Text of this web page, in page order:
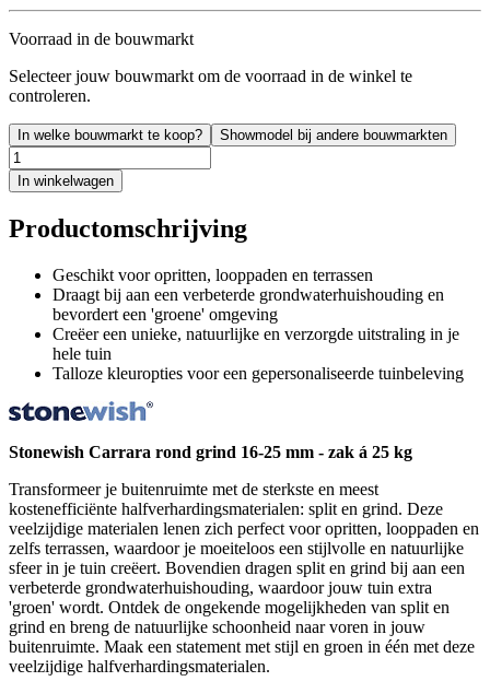
Voorraad in de bouwmarkt
Selecteer jouw bouwmarkt om de voorraad in de winkel te
controleren.
In welke bouwmarkt te koop? Showmodel bij andere bouwmarkten
In winkelwagen
Productomschrijving
Geschikt voor opritten, looppaden en terrassen
Draagt bij aan een verbeterde grondwaterhuishouding en
bevordert een 'groene' omgeving
Creëer een unieke, natuurlijke en verzorgde uitstraling in je
hele tuin
Talloze kleuropties voor een gepersonaliseerde tuinbeleving
Stonewish Carrara rond grind 16-25 mm - zak á 25 kg
Transformeer je buitenruimte met de sterkste en meest
kostenefficiënte halfverhardingsmaterialen: split en grind. Deze
veelzijdige materialen lenen zich perfect voor opritten, looppaden en
zelfs terrassen, waardoor je moeiteloos een stijlvolle en natuurlijke
sfeer in je tuin creëert. Bovendien dragen split en grind bij aan een
verbeterde grondwaterhuishouding, waardoor jouw tuin extra
'groen' wordt. Ontdek de ongekende mogelijkheden van split en
grind en breng de natuurlijke schoonheid naar voren in jouw
buitenruimte. Maak een statement met stijl en groen in één met deze
veelzijdige halfverhardingsmaterialen.